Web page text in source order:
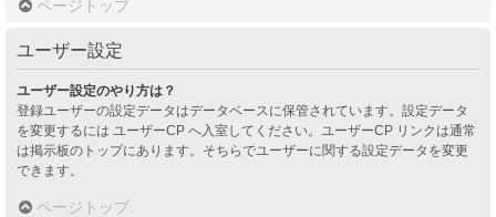
ページトップ
ユーザー設定
ユーザー設定のやり方は？
登録ユーザーの設定データはデータベースに保管されています。設定データ
を変更するには ユーザーCP へ入室してください。ユーザーCP リンクは通常
は掲示板のトップにあります。そちらでユーザーに関する設定データを変更
できます。
ページトップ